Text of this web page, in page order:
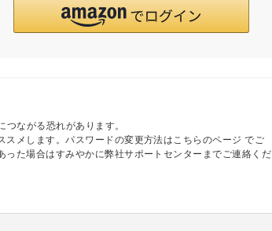
ながる恐れがあります。
メします。パスワードの変更方法はこちらのページ でご
た場合はすみやかに弊社サポートセンターまでご連絡くだ